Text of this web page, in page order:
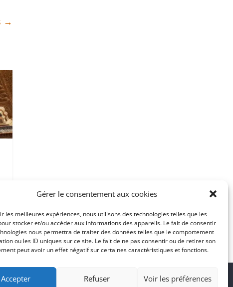
Gérer le consentement aux cookies
les meilleures expériences, nous utilisons des technologies telles que les
stocker et/ou accéder aux informations des appareils. Le fait de consentir
nous permettra de traiter des données telles que le comportement
ou les ID uniques sur ce site. Le fait de ne pas consentir ou de retirer son
peut avoir un effet négatif sur certaines caractéristiques et fonctions.
Accepter Refuser Voir les préférences
→